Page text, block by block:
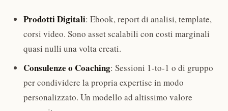
Prodotti Digitali: Ebook, report di analisi, template,
corsi video. Sono asset scalabili con costi marginali
quasi nulli una volta creati.
Consulenze o Coaching: Sessioni 1-to-1 o di gruppo
per condividere la propria expertise in modo
personalizzato. Un modello ad altissimo valore